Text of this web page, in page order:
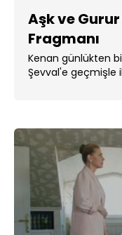
Aşk ve
Fragmanı
Kenan günlükten
Şevval'e geçmişle